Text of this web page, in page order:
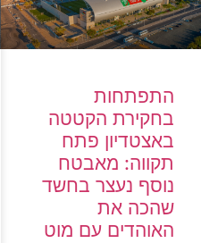
התפתחות
בחקירת הקטטה
באצטדיון פתח
תקווה: מאבטח
נוסף נעצר בחשד
שהכה את
האוהדים עם מוט